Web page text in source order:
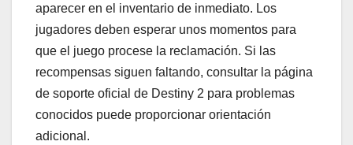
aparecer en el inventario de inmediato. Los
jugadores deben esperar unos momentos para
que el juego procese la reclamación. Si las
recompensas siguen faltando, consultar la página
de soporte oficial de Destiny 2 para problemas
conocidos puede proporcionar orientación
adicional.